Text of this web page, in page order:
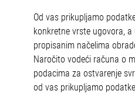
Od vas prikupljamo
konkretne vrste ugovora,
propisanim načelima
Naročito vodeći računa o
podacima za ostvarenje
od vas prikupljamo